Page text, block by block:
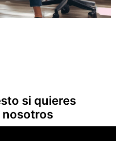
si quieres